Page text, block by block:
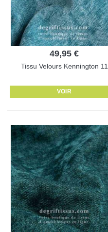
49,95 €
Tissu Velours Kennington 11
VOIR